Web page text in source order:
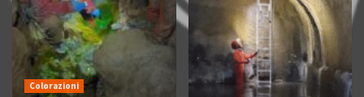
Colorazioni